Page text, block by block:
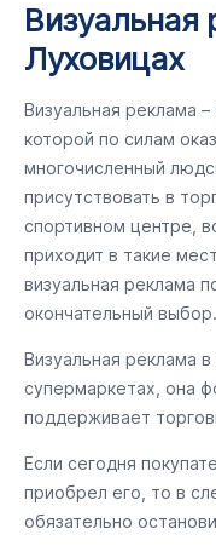
Визуальная
Луховицах
Визуальная реклама
которой по силам
многочисленный
присутствовать в
спортивном центре,
приходит в такие
визуальная реклама
окончательный выбор.
Визуальная реклама
супермаркетах, она
поддерживает
Если сегодня
приобрел его, то в
обязательно